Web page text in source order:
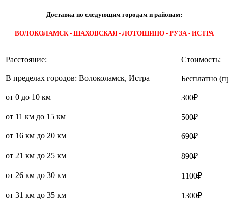
Доставка по следующим городам и районам:
ВОЛОКОЛАМСК - ШАХОВСКАЯ - ЛОТОШИНО - РУЗА - ИСТРА
Расстояние: Стоимость:
В пределах городов: Волоколамск, Истра Бесплатно
от 0 до 10 км 300₽
от 11 км до 15 км 500₽
от 16 км до 20 км 690₽
от 21 км до 25 км 890₽
от 26 км до 30 км 1100₽
от 31 км до 35 км 1300₽